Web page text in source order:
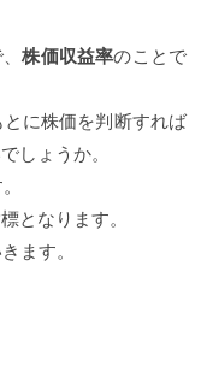
、株価収益率のことで
に株価を判断すれば
しょうか。
となります。
ます。